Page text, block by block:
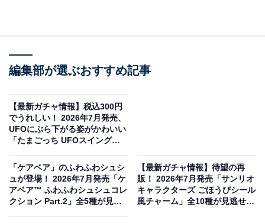
ォー）
アイピーフォーから2026年7月に発売される「リラック
マ うみリラきぶん マーカーアクセサリー」（税込300
編集部が選ぶおすすめ記事
【最新ガチャ情報】税込300円
でうれしい！ 2026年7月発売、
UFOにぶら下がる姿がかわいい
「たまごっち UFOスイング
「ケアベア」のふわふわシュシ
ュが登場！ 2026年7月発売「ケ
アベア™ ふわふわシュシュコレ
クション Part.2」全5種が見逃
【最新ガチャ情報】待望の再
販！ 2026年7月発売「サンリオ
キャラクターズ ごほうびシール
風チャーム」全10種が見逃せな